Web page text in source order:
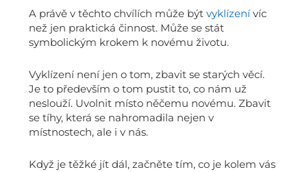
A právě v těchto chvílích může býtvyklízenívíc
než jen praktická činnost. Může se stát
symbolickým krokem k novému životu.
Vyklízení není jen o tom, zbavit se starých věcí.
Je to především o tom pustit to, co nám už
neslouží. Uvolnit místo něčemu novému. Zbavit
se tíhy, která se nahromadila nejen v
místnostech, ale i v nás.
Když je těžké jít dál, začněte tím, co je kolem vás